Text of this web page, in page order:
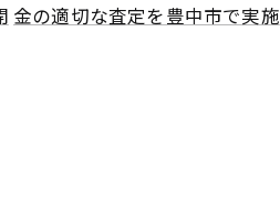
金の適切な査定を豊中市で実施